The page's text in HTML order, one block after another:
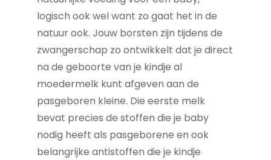
logisch ook wel want zo gaat het in de
natuur ook. Jouw borsten zijn tijdens de
zwangerschap zo ontwikkelt dat je direct
na de geboorte van je kindje al
moedermelk kunt afgeven aan de
pasgeboren kleine. Die eerste melk
bevat precies de stoffen die je baby
nodig heeft als pasgeborene en ook
belangrijke antistoffen die je kindje